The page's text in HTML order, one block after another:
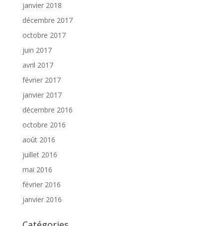
janvier 2018
décembre 2017
octobre 2017
juin 2017
avril 2017
février 2017
janvier 2017
décembre 2016
octobre 2016
août 2016
juillet 2016
mai 2016
février 2016
janvier 2016